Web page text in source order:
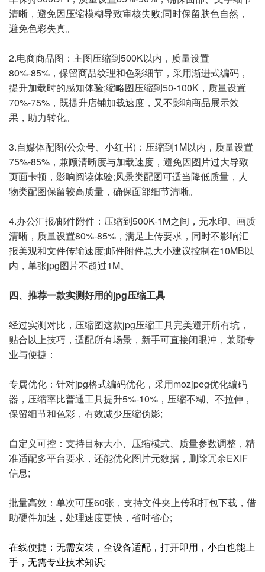
清晰，避免因压缩模糊导致审核失败;同时保留肤色自然，
避免色彩失真。
2.电商商品图：主图压缩到500K以内，质量设置
80%-85%，保留商品纹理和色彩细节，采用渐进式编码，
提升加载时的感知体验;缩略图压缩到50-100K，质量设置
70%-75%，既提升店铺加载速度，又不影响商品展示效
果，助力转化。
3.自媒体配图(公众号、小红书)：压缩到1M以内，质量设置
75%-85%，兼顾清晰度与加载速度，避免因图片过大导致
页面卡顿，影响阅读体验;风景类配图可适当降低质量，人
物类配图保留较高质量，确保面部细节清晰。
4.办公汇报/邮件附件：压缩到500K-1M之间，无水印、画质
清晰，质量设置80%-85%，满足上传要求，同时不影响汇
报美观和文件传输速度;邮件附件总大小建议控制在10MB以
内，单张jpg图片不超过1M。
四、推荐一款实测好用的jpg压缩工具
经过实测对比，压缩图这款jpg压缩工具完美避开所有坑，
贴合以上技巧，适配所有场景，新手可直接闭眼冲，兼顾专
业与便捷：
专属优化：针对jpg格式编码优化，采用mozjpeg优化编码
器，压缩率比普通工具提升5%-10%，压缩不糊、不拉伸，
保留细节和色彩，有效减少压缩伪影;
自定义可控：支持目标大小、压缩模式、质量参数调整，精
准适配多平台要求，还能优化图片元数据，删除冗余EXIF
信息;
批量高效：单次可压60张，支持文件夹上传和打包下载，借
助硬件加速，处理速度更快，省时省心;
在线便捷：无需安装，全设备适配，打开即用，小白也能上
手，无需专业技术知识;